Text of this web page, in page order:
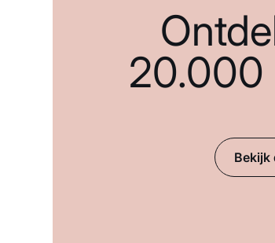
20.000
Bekijk